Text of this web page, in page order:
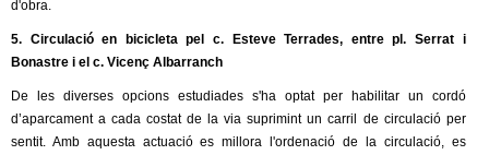
d'obra.
5. Circulació en bicicleta pel c. Esteve Terrades, entre pl. Serrat i
Bonastre i el c. Vicenç Albarranch
De les diverses opcions estudiades s'ha optat per habilitar un cordó
d’aparcament a cada costat de la via suprimint un carril de circulació per
sentit. Amb aquesta actuació es millora l'ordenació de la circulació, es